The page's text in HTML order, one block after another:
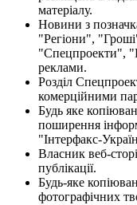
матеріалу.
Новини з
"Регіони",
"Спецпроекти",
реклами.
Розділ
комерційними
Будь яке
поширення
"Інтерфакс-
Власник веб-
публікації.
Будь-яке
фотографічних